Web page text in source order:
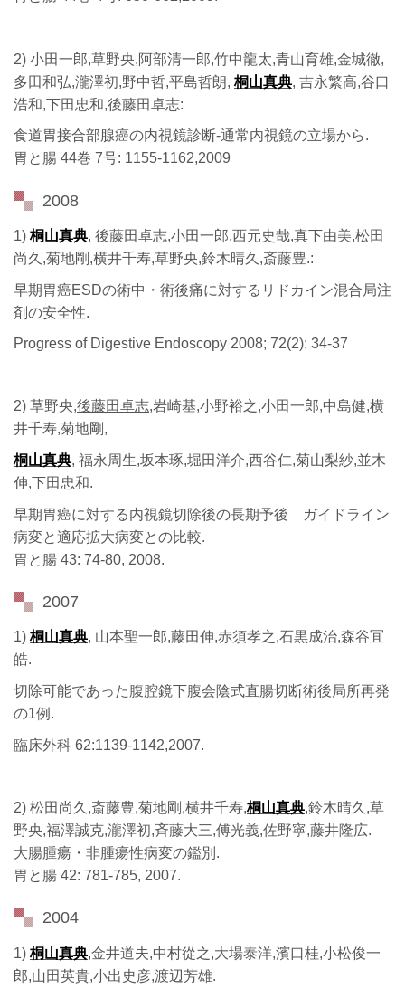
2) 小田一郎,草野央,阿部清一郎,竹中龍太,青山育雄,金城徹,
多田和弘,瀧澤初,野中哲,平島哲朗, 桐山真典, 吉永繁高,谷口
浩和,下田忠和,後藤田卓志:
食道胃接合部腺癌の内視鏡診断-通常内視鏡の立場から.
胃と腸 44巻 7号: 1155-1162,2009
2008
1) 桐山真典, 後藤田卓志,小田一郎,西元史哉,真下由美,松田
尚久,菊地剛,横井千寿,草野央,鈴木晴久,斎藤豊.:
早期胃癌ESDの術中・術後痛に対するリドカイン混合局注
剤の安全性.
Progress of Digestive Endoscopy 2008; 72(2): 34-37
2) 草野央,後藤田卓志,岩崎基,小野裕之,小田一郎,中島健,横
井千寿,菊地剛,
桐山真典, 福永周生,坂本琢,堀田洋介,西谷仁,菊山梨紗,並木
伸,下田忠和.
早期胃癌に対する内視鏡切除後の長期予後 ガイドライン
病変と適応拡大病変との比較.
胃と腸 43: 74-80, 2008.
2007
1) 桐山真典, 山本聖一郎,藤田伸,赤須孝之,石黒成治,森谷冝
皓.
切除可能であった腹腔鏡下腹会陰式直腸切断術後局所再発
の1例.
臨床外科 62:1139-1142,2007.
2) 松田尚久,斎藤豊,菊地剛,横井千寿,桐山真典,鈴木晴久,草
野央,福澤誠克,瀧澤初,斉藤大三,傅光義,佐野寧,藤井隆広.
大腸腫瘍・非腫瘍性病変の鑑別.
胃と腸 42: 781-785, 2007.
2004
1) 桐山真典,金井道夫,中村從之,大場泰洋,濱口桂,小松俊一
郎,山田英貴,小出史彦,渡辺芳雄.